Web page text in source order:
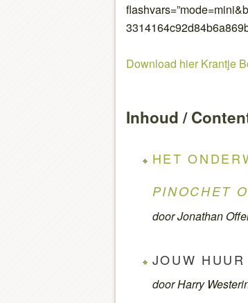
Download hier Krantje
Inhoud /
HET
PINOCHET
door Jonathan
JOUW
door Harry